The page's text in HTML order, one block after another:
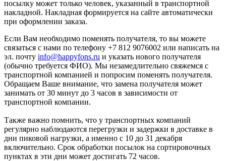
посылку может только человек, указанный в транспортной
накладной. Накладная формируется на сайте автоматически
при оформлении заказа.
Если Вам необходимо поменять получателя, то вы можете
связаться с нами по телефону +7 812 9076002 или написать на
эл. почту info@happyfons.ru и указать нового получателя
(обычно требуется ФИО). Мы незамедлительно свяжемся с
транспортной компанией и попросим поменять получателя.
Обращаем Ваше внимание, что замена получателя может
занимать от 30 минут до 3 часов в зависимости от
транспортной компании.
Также важно помнить, что у транспортных компаний
регулярно наблюдаются перегрузки и задержки в доставке в
дни пиковой нагрузки, а именно с 10 до 31 декабря
включительно. Срок обработки посылок на сортировочных
пунктах в эти дни может достигать 72 часов.